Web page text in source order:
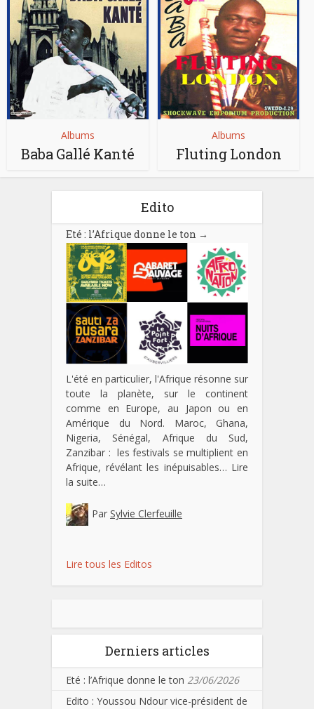
Albums
Baba Gallé Kanté
Albums
Fluting London
Edito
Eté : l’Afrique donne le ton →
L'été en particulier, l'Afrique résonne sur
toute la planète, sur le continent
comme en Europe, au Japon ou en
Amérique du Nord. Maroc, Ghana,
Nigeria, Sénégal, Afrique du Sud,
Zanzibar : les festivals se multiplient en
Afrique, révélant les inépuisables… Lire
la suite…
Par Sylvie Clerfeuille
Lire tous les Editos
Derniers articles
Eté : l’Afrique donne le ton 23/06/2026
Edito : Youssou Ndour vice-président de